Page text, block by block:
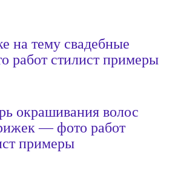
на тему свадебные
работ стилист примеры
окрашивания волос
— фото работ
примеры